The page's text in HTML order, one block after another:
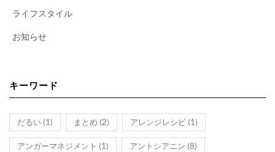
ライフスタイル
お知らせ
キーワード
だるい (1) まとめ (2) アレンジレシピ (1)
アンガーマネジメント (1) アントシアニン (8)